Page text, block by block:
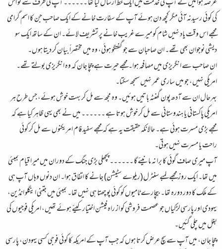
عرصہ ہوا میں نے آپ کی خدمت میں ایک خط ارسال کیا تھا ۔۔۔۔۔۔ آپ کی طرف سے تو اس
کی کوئی رسیدنہ آئی مگر کچھ دن ہوئے آپ کے سفارت خانے کے ایک صاحب جن کا اسم گرامی
مجھے اس وقت یاد نہیں شام کو میرے غریب خانے پر تشریف لائے۔ ان کے ساتھ ایک سو
دیشی نوجوان بھی تھے۔ ان صاحبان سے جو گفتگو ہوئی، وہ میں مختصراً بیان کر دیتا ہوں۔
ان صاحب سے انگریزی میں مصافحہ ہوا۔ مجھے حیرت ہے چچا جان کہ وہ انگریزی بولتے تھے۔
امریکی نہیں، جو میں ساری عمر نہیں سمجھ سکتا۔
بہرحال ان سے آدھ پون گھنٹہ باتیں ہوئیں۔ وہ مجھ سے مل کر بہت خوش ہوئے، جس طرح ہر
امریکی پاکستانی یا ہندوستانی سے مل کر خوش ہوتا ہے ۔۔۔۔۔۔ میں نے بھی یہی ظاہر کیا ہے کہ
مجھے بڑی مسرت ہوئی ہے۔ حالانکہ حقیقت یہ ہے کہ مجھے سفید فام امریکنوں سے مل کر کوئی
راحت یا مسرت نہیں ہوتی۔
آپ میری صاف گوئی کا برا نہ مانیئے گا ۔۔۔۔۔۔ پچھلی بڑی جنگ کے دوران میں میرا قیام بمبئی
میں تھا۔ ایک روز مجھے لمبے سنٹرل (ریلوے سٹیشن) جانے کا اتفاق ہوا۔ ان دنوں وہاں آپ ہی
کے ملک کا دور دورہ تھا۔ بیچارے ٹامیوں کو کوئی پوچھتا ہی نہیں تھا۔ بمبئی میں جتنی اینگلو انڈین،
یہودی اور پارسی لڑکیاں جو عصمت فروشی کو از راہ فیشن اختیار کیئے ہوئے تھیں، امریکی فوجیوں کی
بغل میں چلی گئیں۔
چچا جان، میں آپ سے سچ عرض کرتا ہوں کہ جب آپ کے امریکہ کا کوئی فوجی کسی یہودن، پارسی